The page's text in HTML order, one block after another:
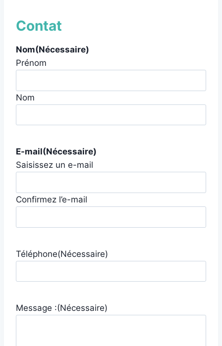
Contat
Nom(Nécessaire)
Prénom
Nom
E-mail(Nécessaire)
Saisissez un e-mail
Confirmez l’e-mail
Téléphone(Nécessaire)
Message :(Nécessaire)